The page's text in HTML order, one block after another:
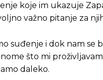
koje im ukazuje
važno pitanje za
suđenje i dok nam
što mi
daleko.